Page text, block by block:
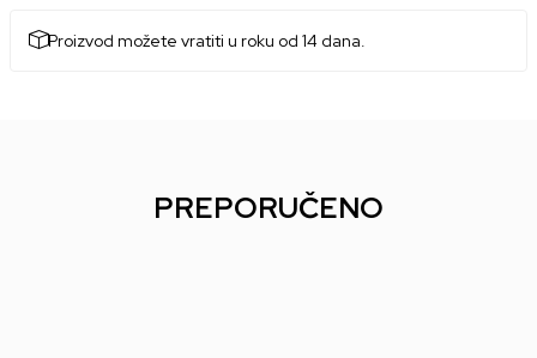
Proizvod možete vratiti u roku od 14 dana.
PREPORUČENO